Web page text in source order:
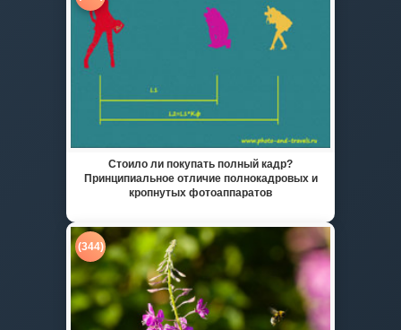
Стоило ли покупать полный кадр?
Принципиальное отличие полнокадровых и
кропнутых фотоаппаратов
(344)